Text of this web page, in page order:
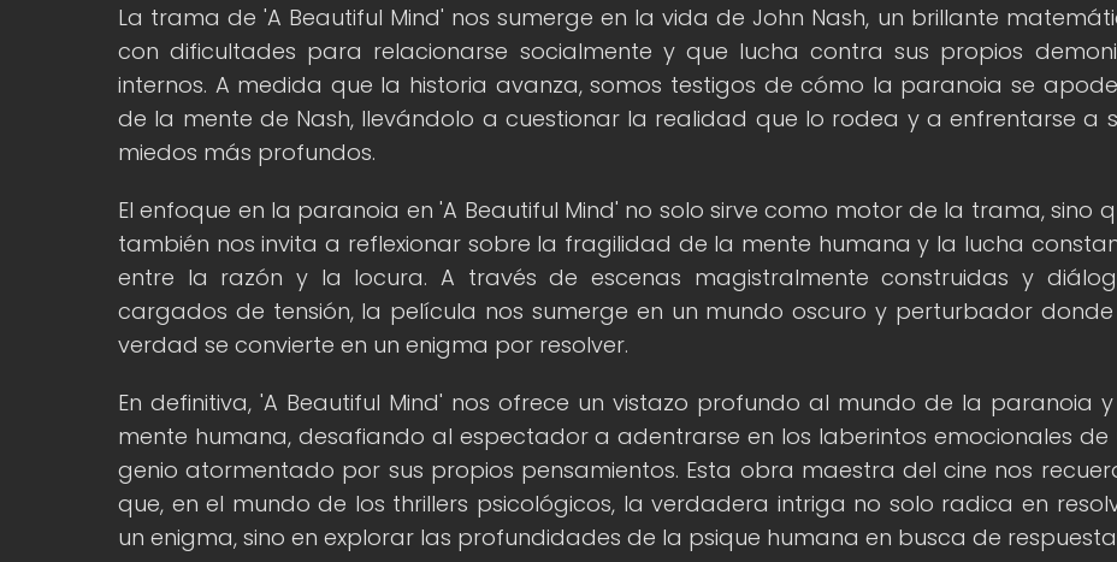
La trama de 'A Beautiful Mind' nos sumerge en la vida de John Nash, un brillante
con dificultades para relacionarse socialmente y que lucha contra sus propios
internos. A medida que la historia avanza, somos testigos de cómo la paranoia se
de la mente de Nash, llevándolo a cuestionar la realidad que lo rodea y a enfrentarse a
miedos más profundos.
El enfoque en la paranoia en 'A Beautiful Mind' no solo sirve como motor de la trama, sino
también nos invita a reflexionar sobre la fragilidad de la mente humana y la lucha
entre la razón y la locura. A través de escenas magistralmente construidas y
cargados de tensión, la película nos sumerge en un mundo oscuro y perturbador
verdad se convierte en un enigma por resolver.
En definitiva, 'A Beautiful Mind' nos ofrece un vistazo profundo al mundo de la paranoia
mente humana, desafiando al espectador a adentrarse en los laberintos emocionales de
genio atormentado por sus propios pensamientos. Esta obra maestra del cine nos
que, en el mundo de los thrillers psicológicos, la verdadera intriga no solo radica en
un enigma, sino en explorar las profundidades de la psique humana en busca de